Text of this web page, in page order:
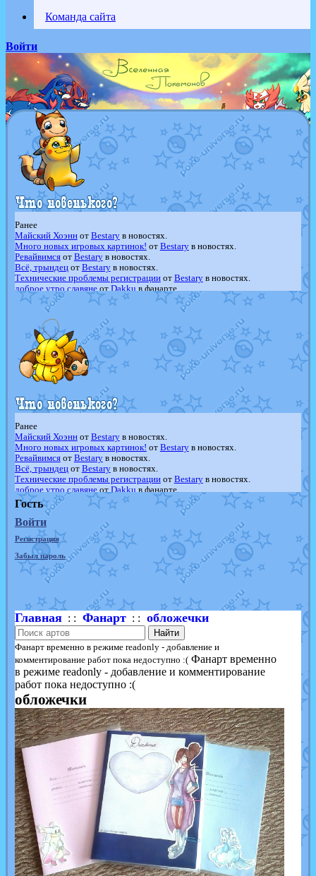
Команда сайта
Войти
Ранее
Майский Хоэннот Bestaryв новостях.
Много новых игровых картинок! от Bestaryв новостях.
Ревайвимсяот Bestaryв новостях.
Всё, трындецот Bestaryв новостях.
Технические проблемы регистрацииот Bestaryв новостях.
доброе утро славянеот Dakku в фанарте.
Йолда и Мимикью отMavisNyanCatв фанарте.
Недовольный котомангуст
в фанарте.
The Dark Wishmaker
отRandomon
шадоу спиритомб
отilovearceus
в фанарте.
траббишотilovearceusв фанарте.
Raging BoltотGraceDaFox
в фанарте.
Shadow mismagiusотJOK_julia
в фанарте.
художникотvicavicaв фанарте.
Ранее
Майский Хоэннот Bestaryв новостях.
Много новых игровых картинок! от Bestaryв новостях.
Ревайвимсяот Bestaryв новостях.
Всё, трындецот Bestaryв новостях.
Технические проблемы регистрацииот Bestaryв новостях.
доброе утро славянеот Dakku в фанарте.
Йолда и МимикьюотMavisNyanCatв фанарте.
Недовольный котомангуст
в фанарте.
The Dark Wishmaker
отRandomon
шадоу спиритомб
отilovearceus
в фанарте.
траббишотilovearceusв фанарте.
Raging BoltотGraceDaFox
Shadow mismagiusотJOK_julia
в фанарте.
художникот vicavicaв фанарте.
Гость
Войти
Регистрация
Забыл пароль
Главная: : Фанарт: : обложечки
Найти
Фанарт временно в режиме readonly - добавление и
комментирование работ пока недоступно :( Фанарт временно
в режиме readonly - добавление и комментирование
работ пока недоступно :(
обложечки